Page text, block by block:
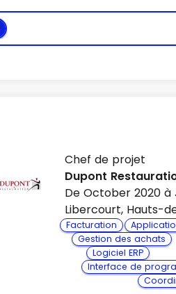
Chef de projet
Dupont
De October 2020 à
Libercourt, Hauts-
Facturation
Gestion des achats
Logiciel ERP
Interface de